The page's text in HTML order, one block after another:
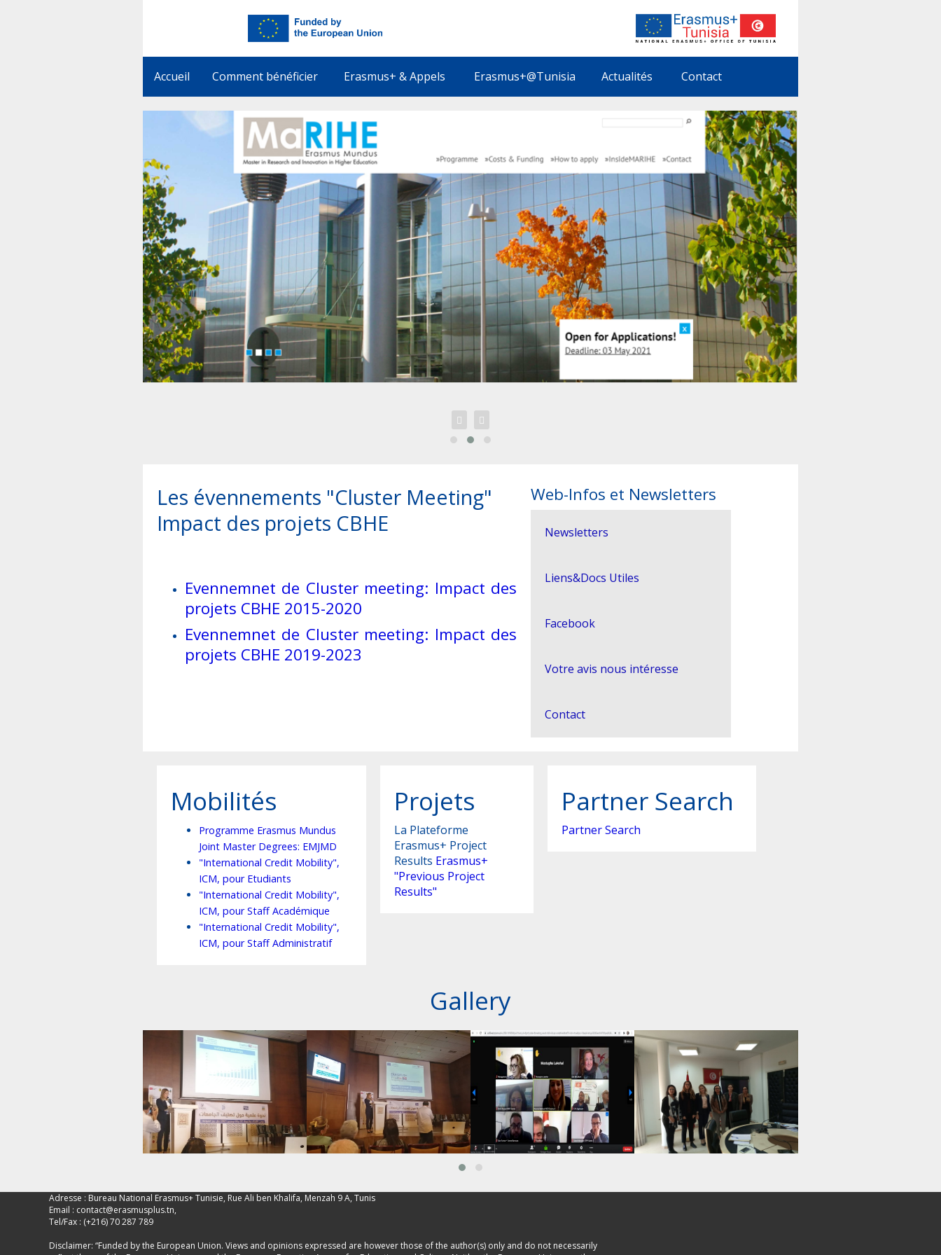
Accueil Comment bénéficier Erasmus+ & Appels Erasmus+@Tunisia Actualités Contact
 
Les évennements "Cluster Meeting"
Impact des projets CBHE
Evennemnet de Cluster meeting: Impact des
projets CBHE 2015-2020
Evennemnet de Cluster meeting: Impact des
projets CBHE 2019-2023
Web-Infos et Newsletters
Newsletters
Liens&Docs Utiles
Facebook
Votre avis nous intéresse
Contact
Mobilités
Programme Erasmus Mundus
Joint Master Degrees: EMJMD
"International Credit Mobility",
ICM, pour Etudiants
"International Credit Mobility",
ICM, pour Staff Académique
"International Credit Mobility",
ICM, pour Staff Administratif
Projets
La Plateforme
Erasmus+ Project
Results Erasmus+
"Previous Project
Results"
Partner Search
Partner Search
Gallery
Adresse : Bureau National Erasmus+ Tunisie, Rue Ali ben Khalifa, Menzah 9 A, Tunis
Email : contact@erasmusplus.tn,
Tel/Fax : (+216) 70 287 789
Disclaimer: “Funded by the European Union. Views and opinions expressed are however those of the author(s) only and do not necessarily